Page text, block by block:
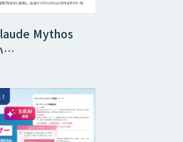
Mythos
…